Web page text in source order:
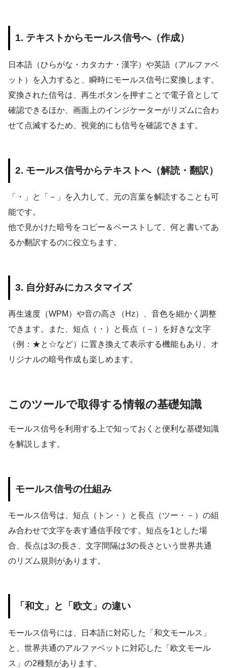
1. テキストからモールス信号へ（作成）
日本語（ひらがな・カタカナ・漢字）や英語（アルファベ
ット）を入力すると、瞬時にモールス信号に変換します。
変換された信号は、再生ボタンを押すことで電子音として
確認できるほか、画面上のインジケーターがリズムに合わ
せて点滅するため、視覚的にも信号を確認できます。
2. モールス信号からテキストへ（解読・翻訳）
「・」と「－」を入力して、元の言葉を解読することも可
能です。
他で見かけた暗号をコピー＆ペーストして、何と書いてあ
るか翻訳するのに役立ちます。
3. 自分好みにカスタマイズ
再生速度（WPM）や音の高さ（Hz）、音色を細かく調整
できます。また、短点（・）と長点（－）を好きな文字
（例：★と☆など）に置き換えて表示する機能もあり、オ
リジナルの暗号作成も楽しめます。
このツールで取得する情報の基礎知識
モールス信号を利用する上で知っておくと便利な基礎知識
を解説します。
モールス信号の仕組み
モールス信号は、短点（トン・）と長点（ツー・－）の組
み合わせで文字を表す通信手段です。短点を1とした場
合、長点は3の長さ、文字間隔は3の長さという世界共通
のリズム規則があります。
「和文」と「欧文」の違い
モールス信号には、日本語に対応した「和文モールス」
と、世界共通のアルファベットに対応した「欧文モール
ス」の2種類があります。